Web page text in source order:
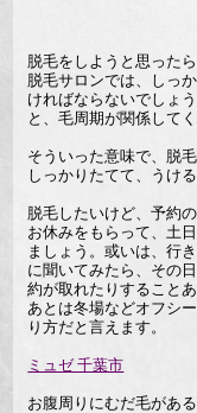
脱毛をしようと思った
脱毛サロンでは、しっ
ければならないでしょ
と、毛周期が関係して
そういった意味で、脱
しっかりたてて、うけ
脱毛したいけど、予約
お休みをもらって、土
ましょう。或いは、行
に聞いてみたら、その
約が取れたりすることあ
あとは冬場などオフシ
り方だと言えます。
ミュゼ 千葉市
お腹周りにむだ毛があ